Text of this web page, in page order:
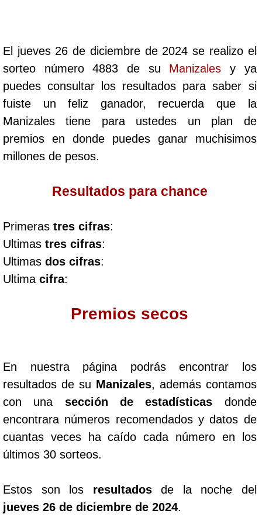
Cafeterito Noche
Caribeña Día
Caribeña Noche
Chontico Día
Chontico Noche
Culona día
Culona noche
Dorado Noche
Fantástica Día
Fantástica Noche
Motilon Noche
El jueves 26 de diciembre de 2024 se realizo el
sorteo número 4883 de su Manizales y ya
puedes consultar los resultados para saber si
fuiste un feliz ganador, recuerda que la
Manizales tiene para ustedes un plan de
premios en donde puedes ganar muchisimos
millones de pesos.
Resultados para chance
Primeras tres cifras:
Ultimas tres cifras:
Ultimas dos cifras:
Ultima cifra:
Premios secos
En nuestra página podrás encontrar los
resultados de su Manizales, además contamos
con una sección de estadísticas donde
encontrara números recomendados y datos de
cuantas veces ha caído cada número en los
últimos 30 sorteos.
Estos son los resultadosde la noche del
jueves 26 de diciembre de 2024.